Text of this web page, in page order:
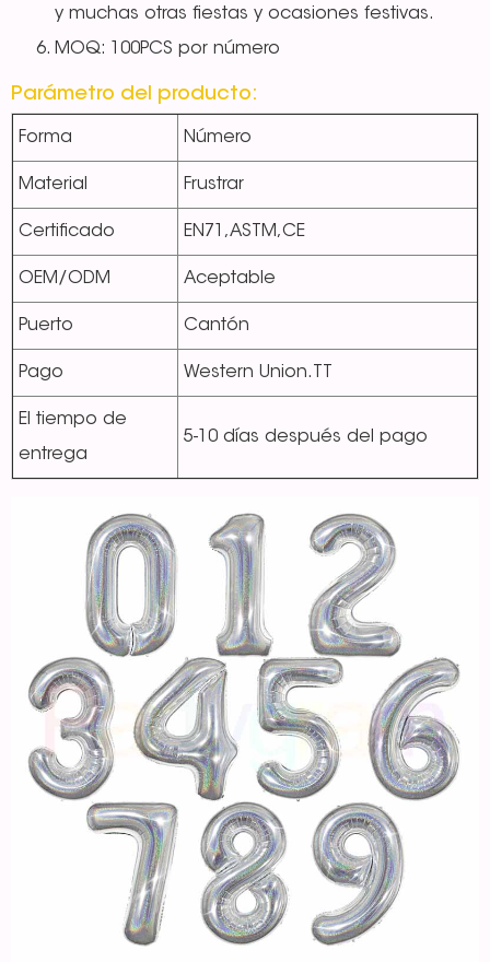
y muchas otras fiestas y ocasiones festivas.
MOQ: 100PCS por número
Parámetro del producto:
Forma Número
Material Frustrar
Certificado EN71,ASTM,CE
OEM/ODM Aceptable
Puerto Cantón
Pago Western Union.TT
El tiempo de
entrega
5-10 días después del pago